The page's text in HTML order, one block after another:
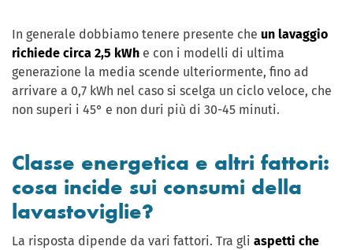
In generale dobbiamo tenere presente che un lavaggio
richiede circa 2,5 kWh e con i modelli di ultima
generazione la media scende ulteriormente, fino ad
arrivare a 0,7 kWh nel caso si scelga un ciclo veloce, che
non superi i 45° e non duri più di 30-45 minuti.
Classe energetica e altri fattori:
cosa incide sui consumi della
lavastoviglie?
La risposta dipende da vari fattori. Tra gli aspetti che